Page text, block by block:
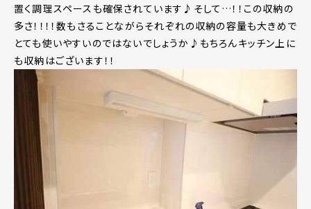
置く調理スペースも確保されています♪そして…！！この収納の
多さ！！！！数もさることながらそれぞれの収納の容量も大きめで
とても使いやすいのではないでしょうか♪もちろんキッチン上に
も収納はございます！！